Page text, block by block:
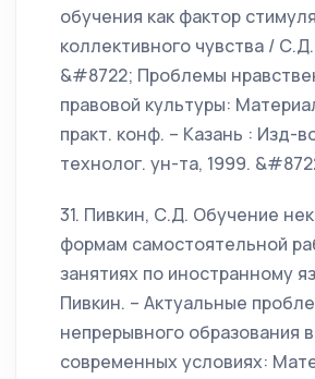
обучения как фактор
коллективного чувства /
&#8722; Проблемы
правовой культуры:
практ. конф. – Казань : Изд-
технолог. ун-та, 1999.
31. Пивкин, С.Д. Обучение
формам самостоятельной
занятиях по иностранному
Пивкин. – Актуальные
непрерывного образования в
современных условиях: